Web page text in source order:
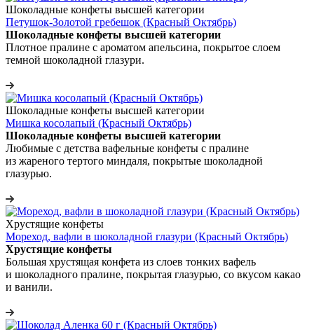
Шоколадные конфеты высшей категории
Петушок-Золотой гребешок (Красный Октябрь)
Шоколадные конфеты высшей категории
Плотное пралине с ароматом апельсина, покрытое слоем
темной шоколадной глазури.
Шоколадные конфеты высшей категории
Мишка косолапый (Красный Октябрь)
Шоколадные конфеты высшей категории
Любимые с детства вафельные конфеты с пралине
из жареного тертого миндаля, покрытые шоколадной
глазурью.
Хрустящие конфеты
Мореход, вафли в шоколадной глазури (Красный Октябрь)
Хрустящие конфеты
Большая хрустящая конфета из слоев тонких вафель
и шоколадного пралине, покрытая глазурью, со вкусом какао
и ванили.